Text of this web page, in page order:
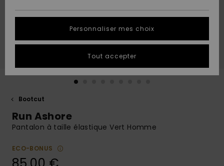
A
Découvrir
A
Découvrir
tailles
conversation
à votre
question.
QUIKSILVER
Bootcut
Run Ashore
Pantalon à taille élastique Vert Homme
ECO-BONUS
Personnaliser mes choix
Tout accepter